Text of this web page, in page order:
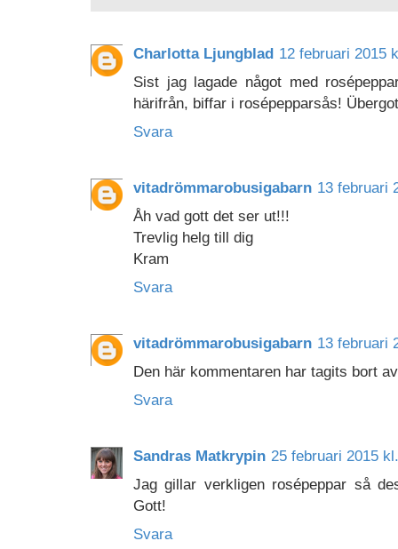
Charlotta Ljungblad 12 februari 2015
Sist jag lagade något med
härifrån, biffar i rosépepparsås!
Svara
vitadrömmarobusigabarn 13 februari
Åh vad gott det ser ut!!!
Trevlig helg till dig
Kram
Svara
vitadrömmarobusigabarn 13 februari
Den här kommentaren har tagits bort
Svara
Sandras Matkrypin 25 februari 2015
Jag gillar verkligen rosépeppar så
Gott!
Svara